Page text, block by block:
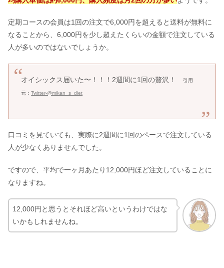
定期コースの会員は1回の注文で6,000円を超えると送料が無料に
なることから、6,000円を少し超えたくらいの金額で注文している
人が多いのではないでしょうか。
オイシックス届いた〜！！！2週間に1回の贅沢！ 引用
元：Twitter-@mikan_s_diet
口コミを見ていても、実際に2週間に1回のペースで注文している
人が少なくありませんでした。
ですので、平均で一ヶ月あたり 12,000円ほど注文している ことに
なりますね。
12,000円と思うとそれほど高いというわけではな
いかもしれませんね。